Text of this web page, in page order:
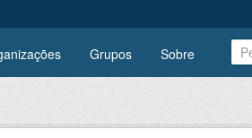
Grupos Sobre